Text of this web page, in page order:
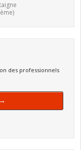
des professionnels